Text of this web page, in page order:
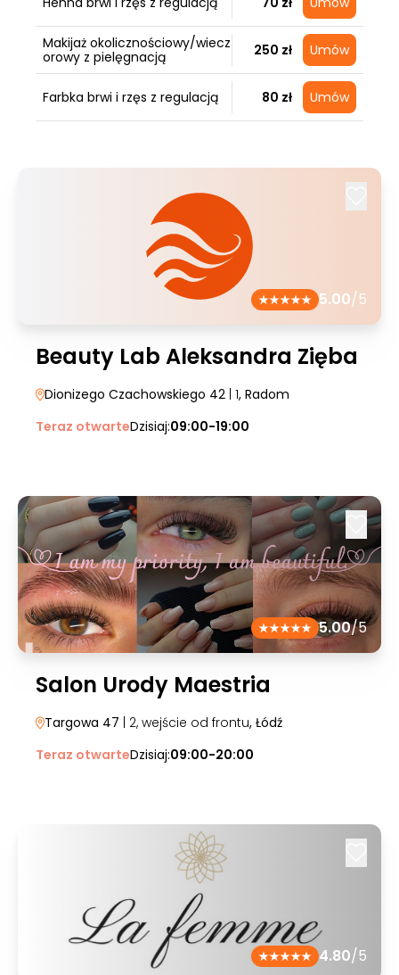
Makijaż okolicznościowy/wiecz
orowy z pielęgnacją
250 zł Umów
Farbka brwi i rzęs z regulacją 80 zł Umów
5.00/5
Beauty Lab Aleksandra Zięba
Dionizego Czachowskiego 42 | 1, Radom
Teraz otwarteDzisiaj:09:00-19:00
5.00/5
Salon Urody Maestria
Targowa 47 | 2, wejście od frontu, Łódź
Teraz otwarteDzisiaj:09:00-20:00
4.80/5